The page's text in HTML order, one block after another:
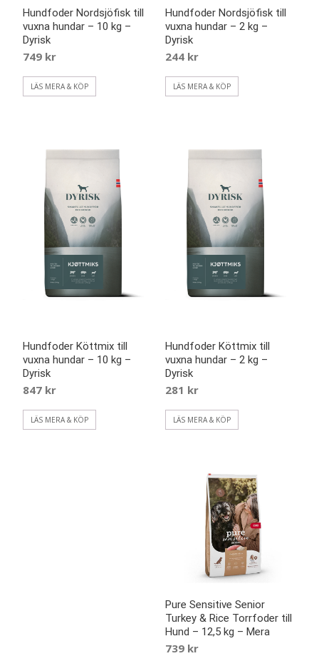
Hundfoder Nordsjöfisk till
vuxna hundar – 10 kg –
Dyrisk
749 kr
LÄS MERA & KÖP
Hundfoder Nordsjöfisk till
vuxna hundar – 2 kg –
Dyrisk
244 kr
LÄS MERA & KÖP
Hundfoder Köttmix till
vuxna hundar – 10 kg –
Dyrisk
847 kr
LÄS MERA & KÖP
Hundfoder Köttmix till
vuxna hundar – 2 kg –
Dyrisk
281 kr
LÄS MERA & KÖP
Pure Sensitive Senior
Turkey & Rice Torrfoder till
Hund – 12,5 kg – Mera
739 kr